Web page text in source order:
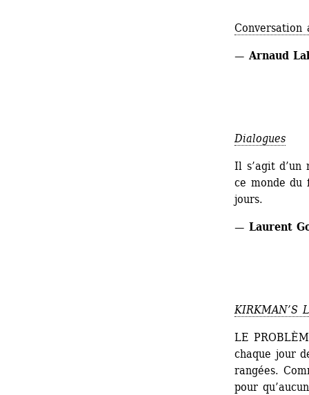
Conversation
— Arnaud
Dialogues
Il s’agit d’un
ce monde du
jours.
— Laurent
KIRKMAN’S
LE
chaque jour
rangées.
pour